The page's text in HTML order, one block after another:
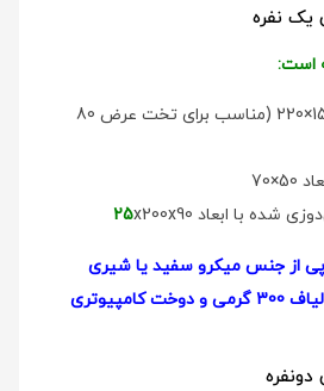
یک نفره
1 عدد لحاف با ابعاد 150×220 (مناسب برای تخت عرض 80
25x200x90
از جنس میکرو سفید یا شیری
رنگ است و لحاف با الیاف 300 گرمی و دوخت کامپیوتری